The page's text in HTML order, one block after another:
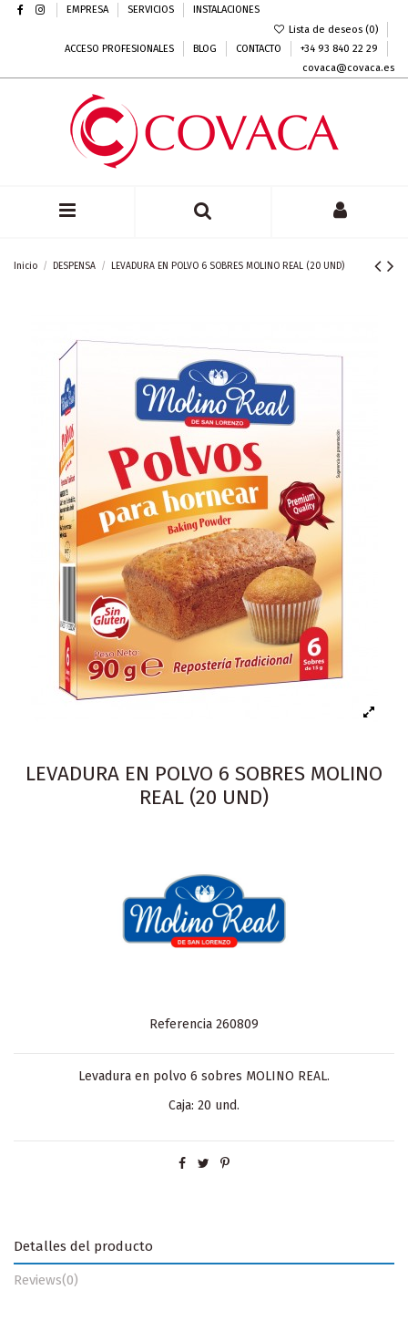
EMPRESA SERVICIOS
INSTALACIONES
Lista de deseos (0)
ACCESO PROFESIONALES
BLOG CONTACTO
+34 93 840 22 29
covaca@covaca.es
Inicio DESPENSA LEVADURA EN POLVO 6 SOBRES MOLINO REAL (20 UND)
LEVADURA EN POLVO 6 SOBRES MOLINO
REAL (20 UND)
Referencia 260809
Levadura en polvo 6 sobres MOLINO REAL.
Caja: 20 und.
Detalles del producto
Reviews(0)